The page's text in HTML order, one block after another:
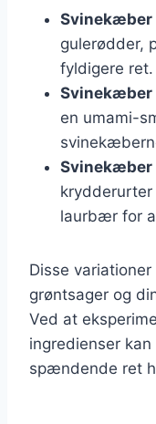
Svinekæber
gulerødder,
fyldigere ret.
Svinekæber
en umami-
Svinekæber
krydderurter
laurbær for
Disse
grøntsager og
Ved at
ingredienser
spændende ret